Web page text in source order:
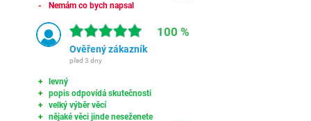
Nemám co bych napsal
100 %
Ověřený zákazník
před 3 dny
levný
popis odpovídá skutečnosti
velký výběr věcí
nějaké věci jinde neseženete